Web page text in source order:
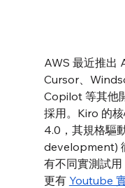
AWS 最近推出
Cursor、
Copilot 等其他
採用。Kiro 的
4.0，其規格驅
development)
有不同實測試用
更有 Youtube